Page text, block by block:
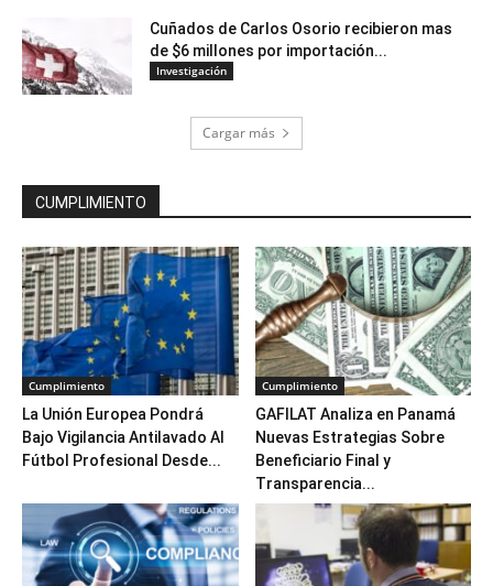
Cuñados de Carlos Osorio recibieron mas
de $6 millones por importación...
Investigación
Cargar más
CUMPLIMIENTO
Cumplimiento
La Unión Europea Pondrá
Bajo Vigilancia Antilavado Al
Fútbol Profesional Desde...
Cumplimiento
GAFILAT Analiza en Panamá
Nuevas Estrategias Sobre
Beneficiario Final y
Transparencia...